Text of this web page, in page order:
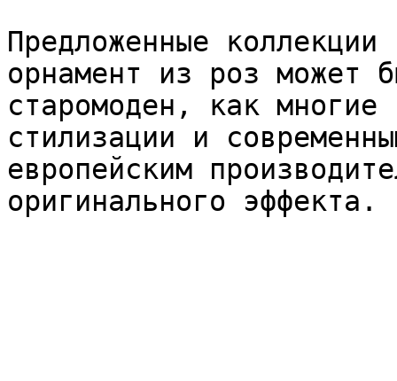
Предложенные
орнамент из роз может
старомоден, как многие
стилизации и
европейским
оригинального эффекта.